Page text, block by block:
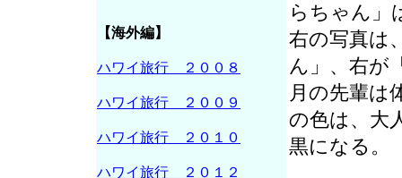
らちゃん」
右の写真は
ん」、右が
月の先輩は
の色は、大
黒になる。
【海外編】
ハワイ旅行 ２００８
ハワイ旅行 ２００９
ハワイ旅行 ２０１０
ハワイ旅行 ２０１２